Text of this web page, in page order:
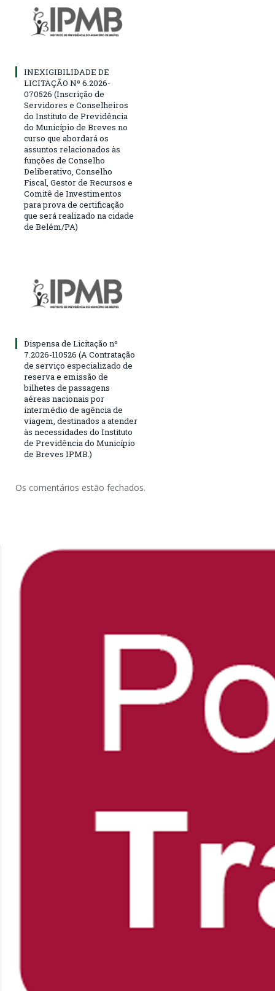
INEXIGIBILIDADE DE
LICITAÇÃO Nº 6.2026-
070526 (Inscrição de
Servidores e Conselheiros
do Instituto de Previdência
do Município de Breves no
curso que abordará os
assuntos relacionados às
funções de Conselho
Deliberativo, Conselho
Fiscal, Gestor de Recursos e
Comitê de Investimentos
para prova de certificação
que será realizado na cidade
de Belém/PA)
Dispensa de Licitação nº
7.2026-110526 (A Contratação
de serviço especializado de
reserva e emissão de
bilhetes de passagens
aéreas nacionais por
intermédio de agência de
viagem, destinados a atender
às necessidades do Instituto
de Previdência do Município
de Breves IPMB.)
Os comentários estão fechados.